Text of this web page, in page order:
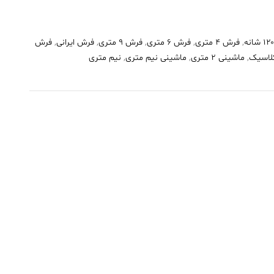
, فرش 4 متری , فرش 6 متری , فرش 9 متری , فرش ایرانی, فرش
, ماشینی 2 متری , ماشینی نیم متری, نیم متری